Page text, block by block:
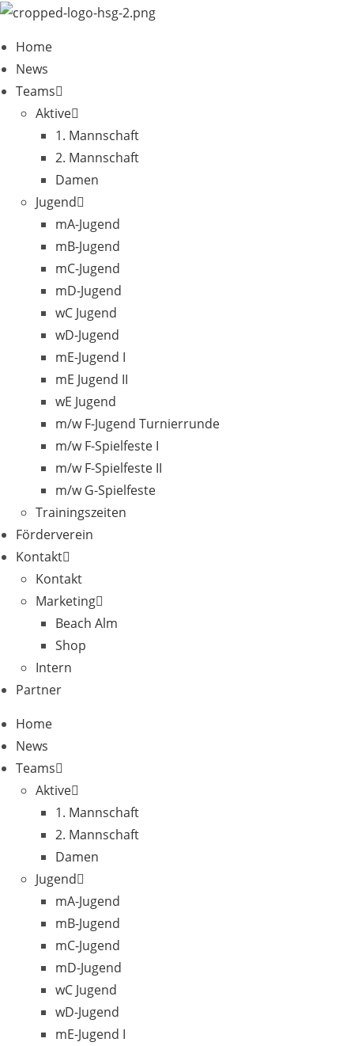
Zum
springen
Home
News
Teams
Aktive
1. Mannschaft
2. Mannschaft
Damen
Jugend
mA-Jugend
mB-Jugend
mC-Jugend
mD-Jugend
wC Jugend
wD-Jugend
mE-Jugend I
mE Jugend II
wE Jugend
m/w F-Jugend Turnierrunde
m/w F-Spielfeste I
m/w F-Spielfeste II
m/w G-Spielfeste
Trainingszeiten
Förderverein
Kontakt
Kontakt
Marketing
Beach Alm
Shop
Intern
Partner
Home
News
Teams
Aktive
1. Mannschaft
2. Mannschaft
Damen
Jugend
mA-Jugend
mB-Jugend
mC-Jugend
mD-Jugend
wC Jugend
wD-Jugend
mE-Jugend I